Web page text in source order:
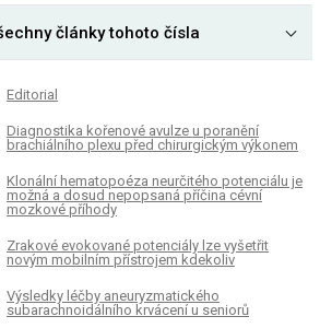
články tohoto čísla
Editorial
Diagnostika kořenové avulze u poranění
brachiálního plexu před chirurgickým výkonem
Klonální hematopoéza neurčitého potenciálu je
možná a dosud nepopsaná příčina cévní
mozkové příhody
Zrakové evokované potenciály lze vyšetřit
novým mobilním přístrojem kdekoliv
Výsledky léčby aneuryzmatického
subarachnoidálního krvácení u seniorů